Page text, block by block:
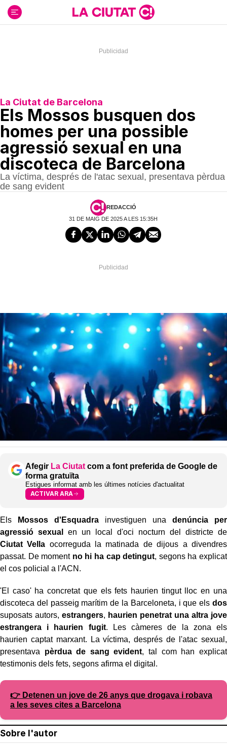
contenido
La Ciutat de Barcelona
Els Mossos busquen dos
homes per una possible
agressió sexual en una
discoteca de Barcelona
La víctima, després de l'atac sexual, presentava pèrdua
de sang evident
REDACCIÓ
31 DE MAIG DE 2025 A LES 15:35H
Afegir La Ciutat com a font preferida de Google de
forma gratuïta
Estigues informat amb les últimes notícies d'actualitat
ACTIVAR ARA
Els Mossos d'Esquadra investiguen una denúncia per
agressió sexual
en un local d'oci nocturn del districte de
Ciutat Vella ocorreguda la matinada de dijous a divendres
passat. De moment no hi ha cap detingut, segons ha explicat
el cos policial a l'ACN.
'El caso' ha concretat que els fets haurien tingut lloc en una
discoteca del passeig marítim de la Barceloneta, i que els dos
suposats autors, estrangers, haurien penetrat una altra jove
estrangera i haurien fugit. Les càmeres de la zona els
haurien captat marxant. La víctima, després de l'atac sexual,
presentava pèrdua de sang evident, tal com han explicat
testimonis dels fets, segons afirma el digital.
👉 Detenen un jove de 26 anys que drogava i robava
a les seves cites a Barcelona
Sobre l'autor